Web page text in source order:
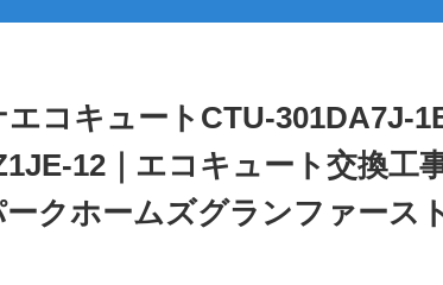
エコキュートCTU-301DA7J-
12｜エコキュート交換工
ークホームズグランファース